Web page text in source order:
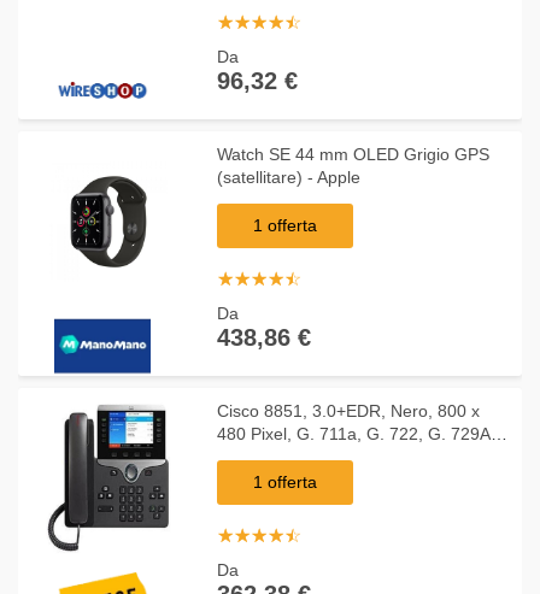
☆☆☆☆☆
★★★★★
Da
96,32 €
Watch SE 44 mm OLED Grigio GPS
(satellitare) - Apple
1 offerta
☆☆☆☆☆
★★★★★
Da
438,86 €
Cisco 8851, 3.0+EDR, Nero, 800 x
480 Pixel, G. 711a, G. 722, G. 729A,
iLBC, SIP, SPD, UDP, GARP, DNS,
TFTP, HTTPS, VLAN, RTP, RTCP,
PPDP, IEEE 802.3ab, IEEE 802.3af,
IEEE 802.3at, IEEE 802.3i, IEEE
802.3u
1 offerta
☆☆☆☆☆
★★★★★
Da